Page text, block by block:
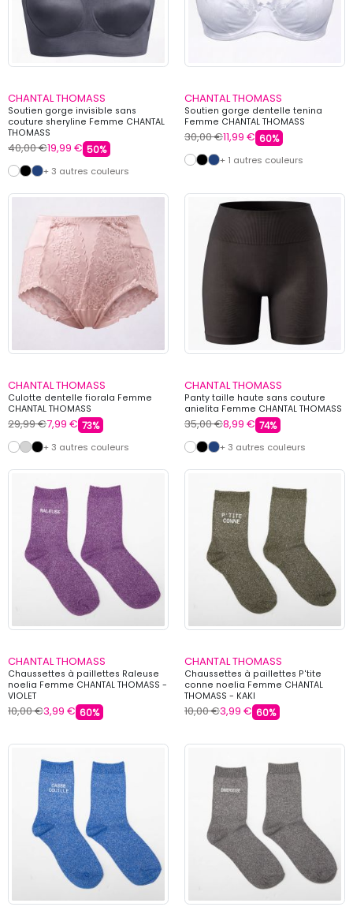
CHANTAL THOMASS
Soutien gorge invisible sans
couture sheryline Femme CHANTAL
THOMASS
40,00 €19,99 € 50%
+ 3 autres couleurs
CHANTAL THOMASS
Soutien gorge dentelle tenina
Femme CHANTAL THOMASS
30,00 €11,99 € 60%
+ 1 autres couleurs
CHANTAL THOMASS
Culotte dentelle fiorala Femme
CHANTAL THOMASS
29,99 €7,99 € 73%
+ 3 autres couleurs
CHANTAL THOMASS
Panty taille haute sans couture
anielita Femme CHANTAL THOMASS
35,00 €8,99 € 74%
+ 3 autres couleurs
CHANTAL THOMASS
Chaussettes à paillettes Raleuse
noelia Femme CHANTAL THOMASS -
VIOLET
10,00 €3,99 € 60%
CHANTAL THOMASS
Chaussettes à paillettes P'tite
conne noelia Femme CHANTAL
THOMASS - KAKI
10,00 €3,99 € 60%